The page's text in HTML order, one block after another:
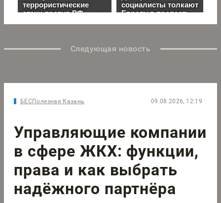
Следующая новость
БЕСПолезная Казань 09.08.2026, 12:19
Управляющие компании
в сфере ЖКХ: функции,
права и как выбрать
надёжного партнёра